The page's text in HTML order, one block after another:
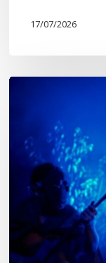
17/07/2026
tiempos
Wiñoy
Tripantü,
KOLLONG
impacta